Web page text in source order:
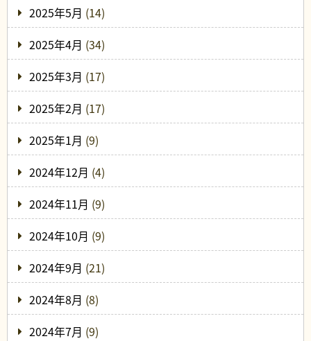
2025年5月 (14)
2025年4月 (34)
2025年3月 (17)
2025年2月 (17)
2025年1月 (9)
2024年12月 (4)
2024年11月 (9)
2024年10月 (9)
2024年9月 (21)
2024年8月 (8)
2024年7月 (9)